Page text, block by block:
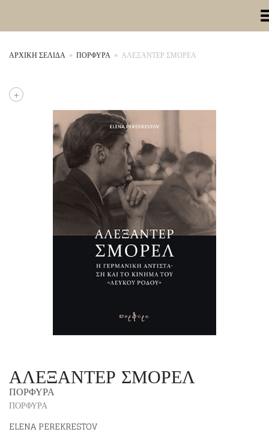
Toggle
ΑΡΧΙΚΉ ΣΕΛΊΔΑ » ΠΟΡΦΥΡΑ » ΑΛΕΞΑΝΤΕΡ ΣΜΟΡΕΛ
+
ΑΛΕΞΑΝΤΕΡ ΣΜΟΡΕΛ
ΠΟΡΦΥΡΑ
ΠΟΡΦΥΡΑ
ELENA PEREKRESTOV